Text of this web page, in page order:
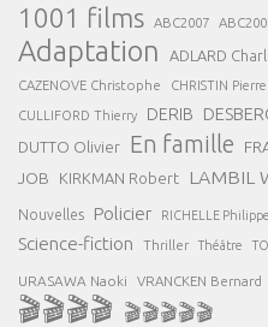
1001 films ABC2007
Adaptation ADLARD
CAZENOVE Christophe CHRISTIN Pierre
CULLIFORD Thierry DERIB
DUTTO Olivier En famille
JOB KIRKMAN Robert LAMBIL
Nouvelles Policier RICHELLE Philippe
Science-fiction Thriller Théâtre
URASAWA Naoki VRANCKEN Bernard
🎬🎬🎬🎬 🎬🎬🎬🎬🎬